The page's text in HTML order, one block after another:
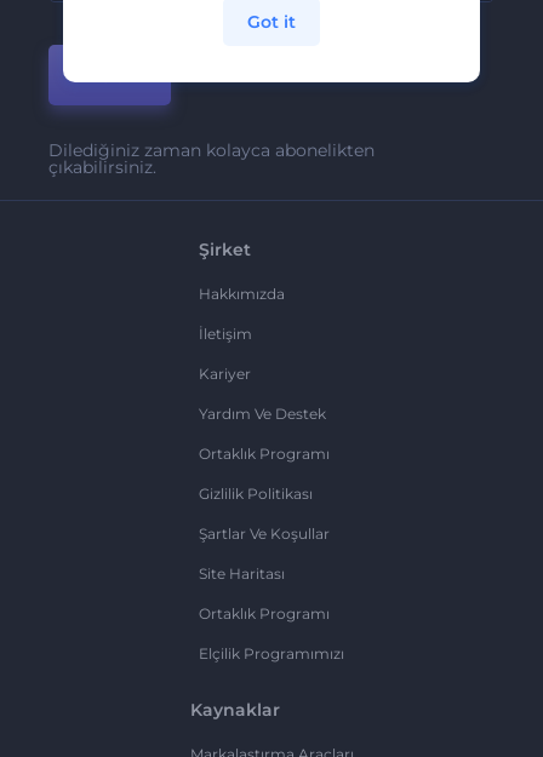
Dilediğiniz zaman kolayca abonelikten
çıkabilirsiniz.
Şirket
Hakkımızda
İletişim
Kariyer
Yardım Ve Destek
Ortaklık Programı
Gizlilik Politikası
Şartlar Ve Koşullar
Site Haritası
Ortaklık Programı
Elçilik Programımızı
Kaynaklar
Markalaştırma Araçları
Got it